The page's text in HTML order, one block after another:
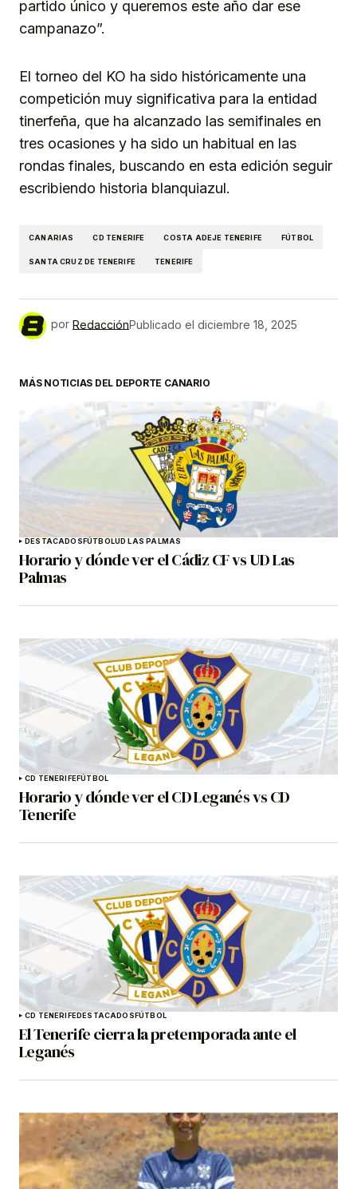
partido único y queremos este año dar ese
campanazo”.
El torneo del KO ha sido históricamente una
competición muy significativa para la entidad
tinerfeña, que ha alcanzado las semifinales en
tres ocasiones y ha sido un habitual en las
rondas finales, buscando en esta edición seguir
escribiendo historia blanquiazul.
CANARIAS CD TENERIFE COSTA ADEJE TENERIFE FÚTBOL
SANTA CRUZ DE TENERIFE TENERIFE
por RedacciónPublicado el diciembre 18, 2025
MÁS NOTICIAS DEL DEPORTE CANARIO
DESTACADOS FÚTBOLUD LAS PALMAS
Horario y dónde ver el Cádiz CF vs UD Las
Palmas
CD TENERIFEFÚTBOL
Horario y dónde ver el CD Leganés vs CD
Tenerife
CD TENERIFEDESTACADOS FÚTBOL
El Tenerife cierra la pretemporada ante el
Leganés